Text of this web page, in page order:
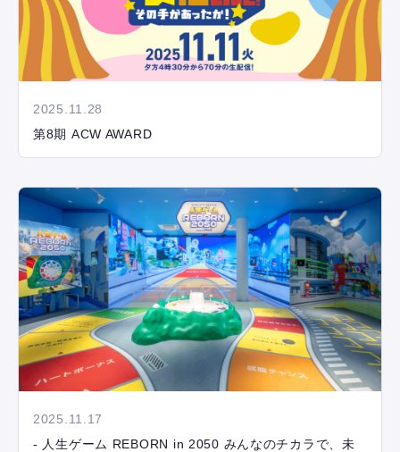
2025.11.28
第8期 ACW AWARD
2025.11.17
- 人生ゲーム REBORN in 2050 みんなのチカラで、未